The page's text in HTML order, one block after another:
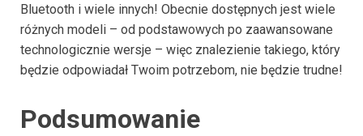
Bluetooth i wiele innych! Obecnie dostępnych jest wiele
różnych modeli – od podstawowych po zaawansowane
technologicznie wersje – więc znalezienie takiego, który
będzie odpowiadał Twoim potrzebom, nie będzie trudne!
Podsumowanie